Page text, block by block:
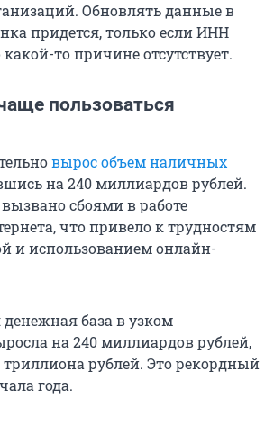
Обновлять данные в
придется, только если ИНН
то причине отсутствует.
пользоваться
вырос объем наличных
на240 миллиардоврублей.
сбоями в работе
что привело к трудностям
и использованием онлайн-
денежная база в узком
на240 миллиардоврублей,
триллионарублей. Это рекордный
года.